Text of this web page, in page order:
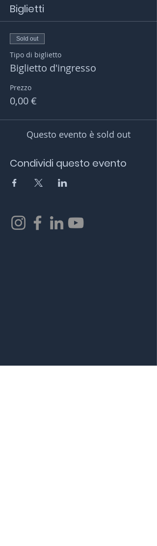
Biglietti
Sold out
Tipo di biglietto
Biglietto d'ingresso
Prezzo
0,00 €
Questo evento è sold out
Condividi questo evento